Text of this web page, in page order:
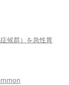
候群）を急性胃